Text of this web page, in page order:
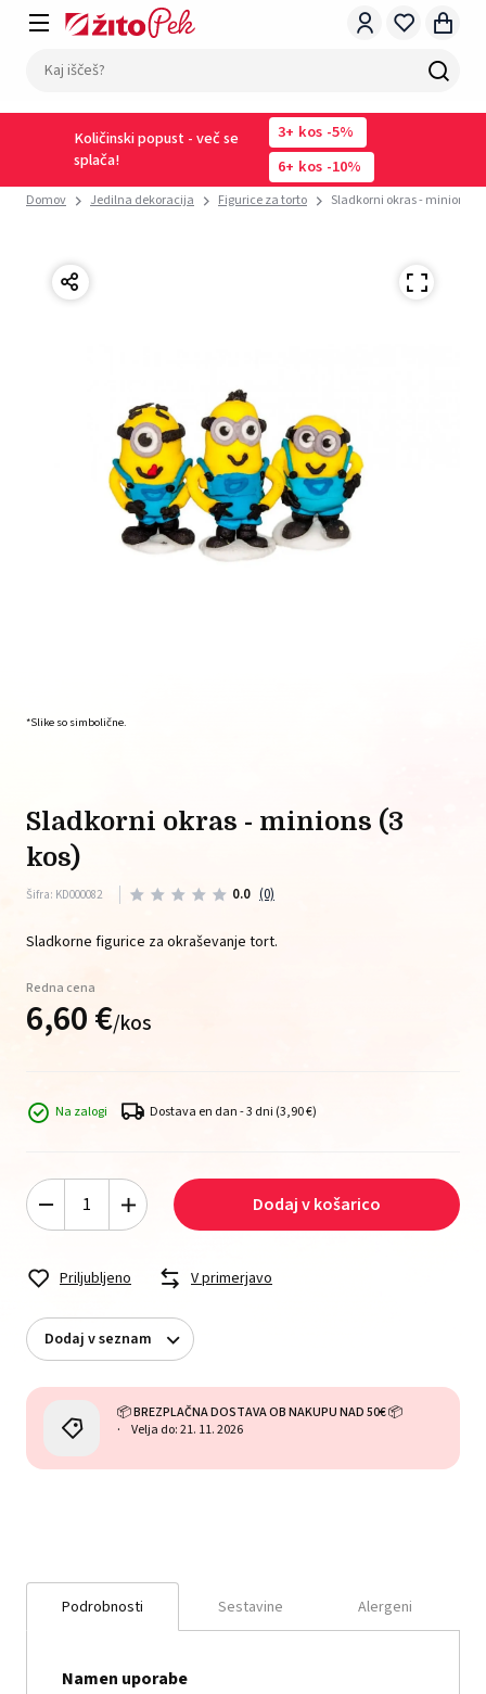
Količinski popust - več se
splača!
3 kos -5%
6
kos -10%
Domov Jedilna dekoracija Figurice za torto Sladkorni okras - minions (3
*Slike so simbolične.
sladkorni okras - minions (3
kos)
Šifra: KD000082 0.0 (0)
Sladkorne figurice za okraševanje tort.
Redna cena
6,60€/kos
Na zalogi Dostava en dan - 3 dni (3,90 €)
Dodaj v košarico
Priljubljeno V primerjavo
Dodaj v seznam
📦 BREZPLAČNA DOSTAVA OB NAKUPU NAD 50€ 📦
Velja do: 21. 11. 2026
Podrobnosti Sestavine Alergeni
Namen uporabe